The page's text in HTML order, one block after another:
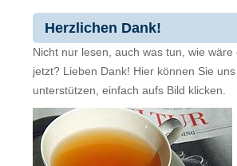
Herzlichen Dank!
Nicht nur lesen, auch was tun, wie wäre
jetzt? Lieben Dank! Hier können Sie uns
unterstützen, einfach aufs Bild klicken.